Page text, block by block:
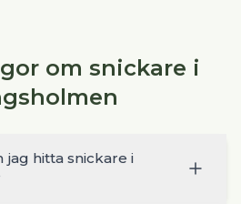
om snickare i
jag hitta snickare i